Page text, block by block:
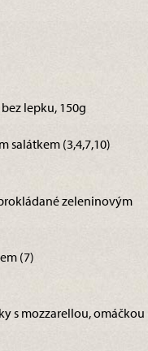
lepku, 150g
salátkem (3,4,7,10)
zeleninovým
(7)
s mozzarellou, omáčkou